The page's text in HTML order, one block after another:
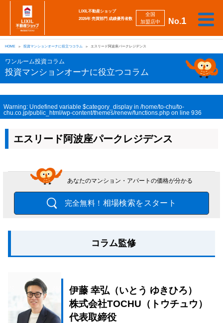
No.1
全国
加盟店中
LIXIL不動産ショップ
2026年 売買部門 成績優秀者数
売
り
た
い
買
い
た
い
相
談
し
た
い
勉
強
し
た
い
強
み
会
社
案
採
用
情
自動
査定
HOME 投資マンションオーナに役立つコラム エスリード阿波座パークレジデンス
ワンルーム投資コラム
投資マンションオーナに役立つコラム
Warning: Undefined variable $category_display in /home/to-chu/to-
chu.co.jp/public_html/wp-content/themes/renew/functions.php on line 936
エスリード阿波座パークレジデンス
あなたのマンション・アパートの価格が分かる
完全無料！ 相場検索をスタート
コラム監修
伊藤 幸弘（いとう ゆきひろ）
株式会社TOCHU（トウチュウ）
代表取締役